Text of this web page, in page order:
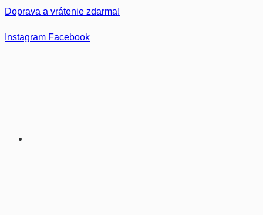
Doprava a vrátenie zdarma!
Instagram Facebook